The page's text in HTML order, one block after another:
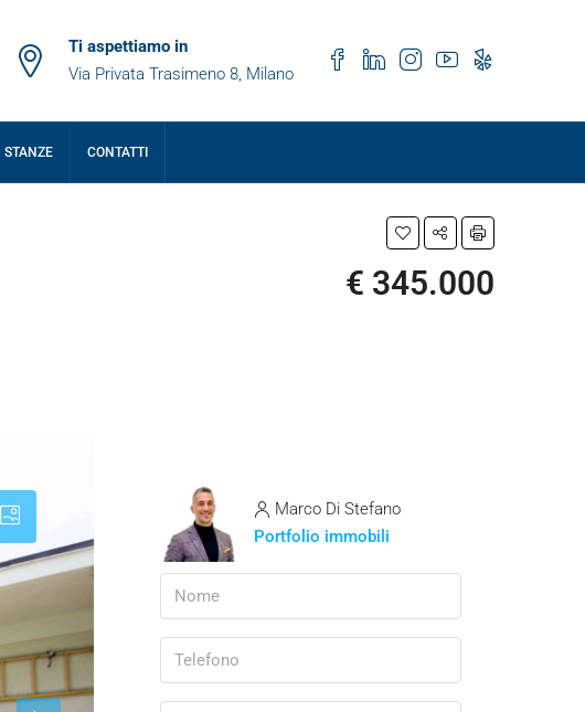
Ti aspettiamo in
Via Privata Trasimeno 8, Milano
STANZE CONTATTI
€ 345.000
Marco Di Stefano
Portfolio immobili